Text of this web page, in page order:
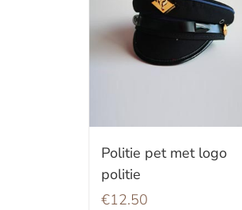
Politie pet met logo
politie
€12.50